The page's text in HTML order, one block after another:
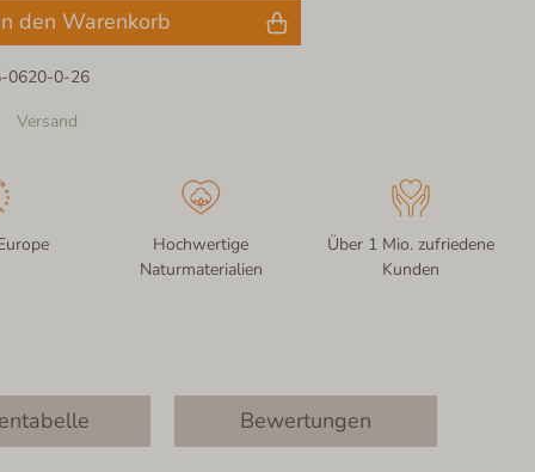
den Warenkorb
0620-0-26
Versand
Hochwertige
Naturmaterialien
Über 1 Mio. zufriedene
Kunden
Bewertungen